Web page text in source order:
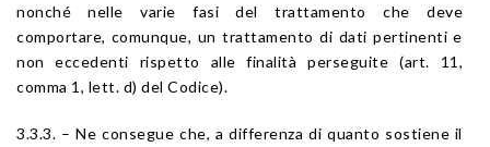
nonché nelle varie fasi del trattamento che deve
comportare, comunque, un trattamento di dati pertinenti e
non eccedenti rispetto alle finalità perseguite (art. 11,
comma 1, lett. d) del Codice).
3.3.3. – Ne consegue che, a differenza di quanto sostiene il